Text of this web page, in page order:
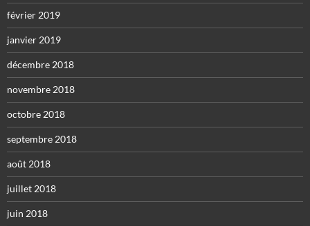
février 2019
janvier 2019
décembre 2018
novembre 2018
octobre 2018
septembre 2018
août 2018
juillet 2018
juin 2018